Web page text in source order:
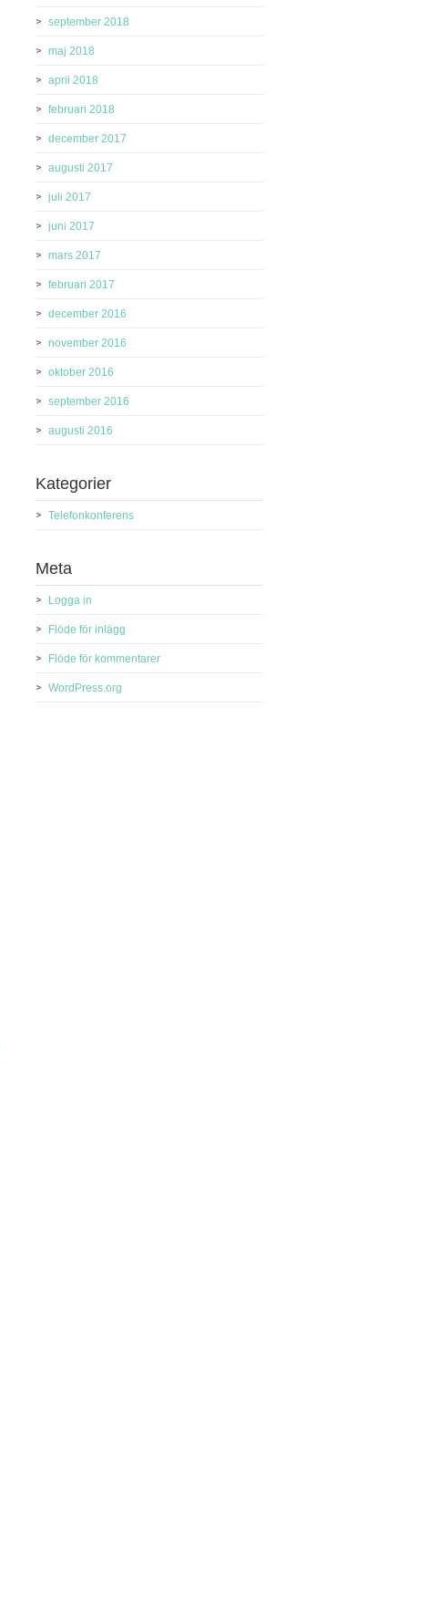
september 2018
maj 2018
april 2018
februari 2018
december 2017
augusti 2017
juli 2017
juni 2017
mars 2017
februari 2017
december 2016
november 2016
oktober 2016
september 2016
augusti 2016
Kategorier
Telefonkonferens
Meta
Logga in
Flöde för inlägg
Flöde för kommentarer
WordPress.org